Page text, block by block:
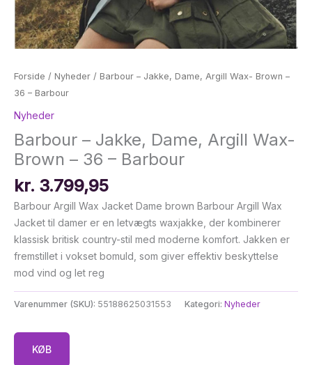
Forside / Nyheder / Barbour – Jakke, Dame, Argill Wax- Brown –
36 – Barbour
Nyheder
Barbour – Jakke, Dame, Argill Wax-
Brown – 36 – Barbour
kr. 3.799,95
Barbour Argill Wax Jacket Dame brown Barbour Argill Wax
Jacket til damer er en letvægts waxjakke, der kombinerer
klassisk britisk country-stil med moderne komfort. Jakken er
fremstillet i vokset bomuld, som giver effektiv beskyttelse
mod vind og let reg
Varenummer (SKU): 55188625031553 Kategori: Nyheder
KØB